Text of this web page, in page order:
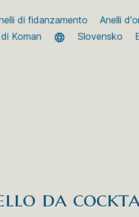
di fidanzamento Anelli
Koman
Slovensko
da